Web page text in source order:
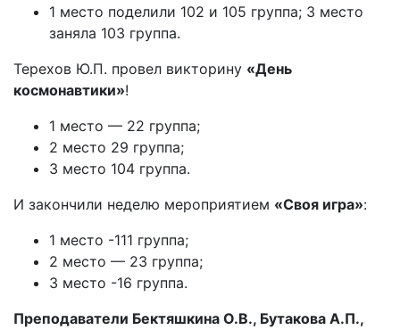
1 место поделили 102 и 105 группа; 3 место
заняла 103 группа.
Терехов Ю.П. провел викторину «День
космонавтики»!
1 место — 22 группа;
2 место 29 группа;
3 место 104 группа.
И закончили неделю мероприятием «Своя игра»:
1 место -111 группа;
2 место — 23 группа;
3 место -16 группа.
Преподаватели Бектяшкина О.В., Бутакова А.П.,